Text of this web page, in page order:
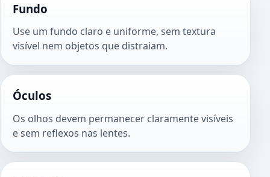
Fundo
Use um fundo claro e uniforme, sem textura
visível nem objetos que distraiam.
Óculos
Os olhos devem permanecer claramente visíveis
e sem reflexos nas lentes.